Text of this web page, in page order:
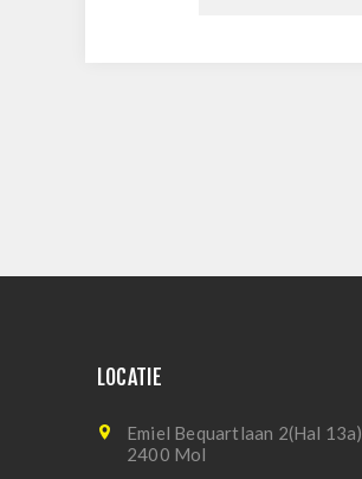
LOCATIE
Emiel Bequartlaan 2(Hal 13a)
2400 Mol